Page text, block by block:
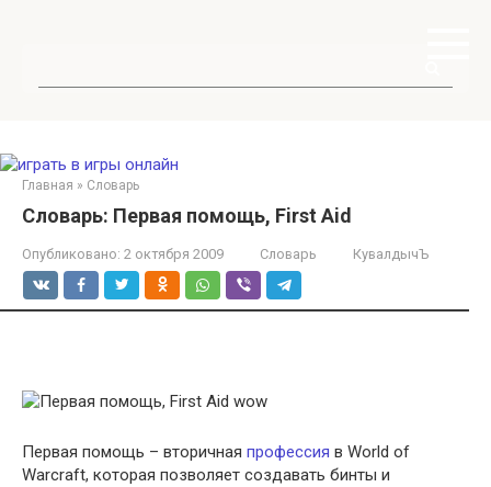
Главная » Словарь
Словарь: Первая помощь, First Aid
Опубликовано: 2 октября 2009 Словарь КувалдычЪ
Первая помощь – вторичная профессия в World of
Warcraft, которая позволяет создавать бинты и